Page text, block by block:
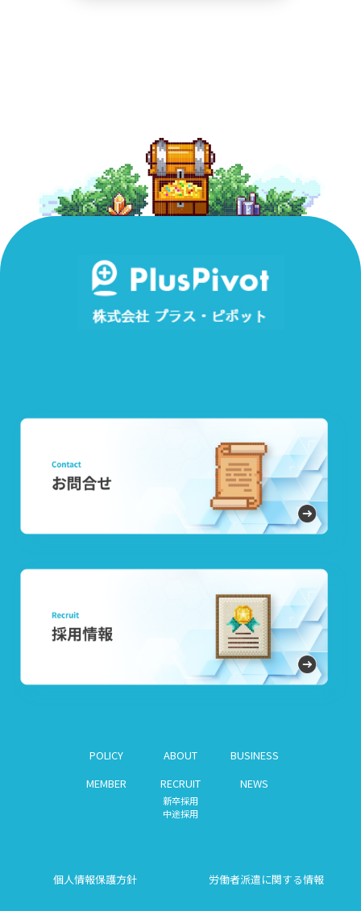
POLICY ABOUT
BUSINESS
MEMBER
RECRUIT
新卒採用
中途採用
NEWS
個人情報保護方針 労働者派遣に関する情報